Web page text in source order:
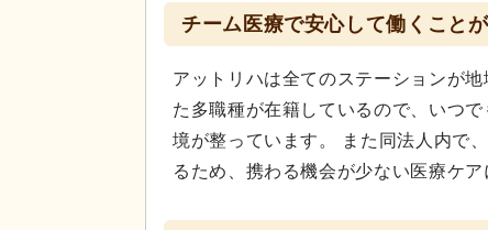
チーム医療で安心して働くこと
アットリハは全てのステーションが
た多職種が在籍しているので、いつ
境が整っています。 また同法人内で
るため、携わる機会が少ない医療ケ